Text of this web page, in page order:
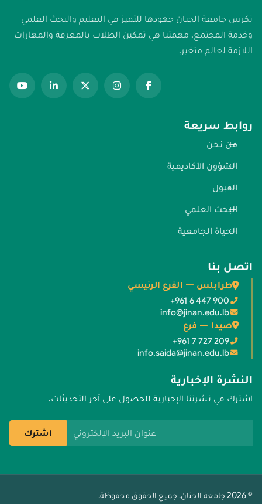
تكرس جامعة الجنان جهودها للتميز في التعليم والبحث العلمي
وخدمة المجتمع. مهمتنا هي تمكين الطلاب بالمعرفة والمهارات
اللازمة لعالم متغير.
روابط سريعة
من نحن
الشؤون الأكاديمية
القبول
البحث العلمي
الحياة الجامعية
اتصل بنا
طرابلس — الفرع الرئيسي
+961 6 447 900
info@jinan.edu.lb
صيدا — فرع
+961 7 727 209
info.saida@jinan.edu.lb
النشرة الإخبارية
اشترك في نشرتنا الإخبارية للحصول على آخر التحديثات.
اشترك
© 2026 جامعة الجنان. جميع الحقوق محفوظة.